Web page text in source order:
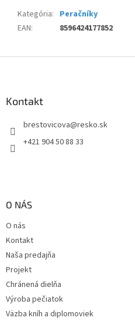
Kategória: Peračníky
EAN: 8596424177852
Kontakt
brestovicova@resko.sk
+421 904 50 88 33
O NÁS
O nás
Kontakt
Naša predajňa
Projekt
Chránená dielňa
Výroba pečiatok
Väzba kníh a diplomoviek